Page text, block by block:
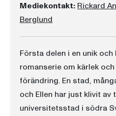
Mediekontakt: Rickard
Berglund
Första delen i en unik
romanserie om kärlek
förändring. En stad,
och Ellen har just klivit av
universitetsstad i södra